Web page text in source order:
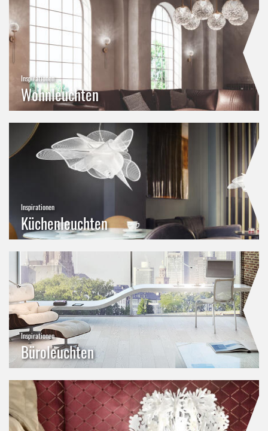
Inspirationen
Wohnleuchten
Inspirationen
Küchenleuchten
Inspirationen
Büroleuchten